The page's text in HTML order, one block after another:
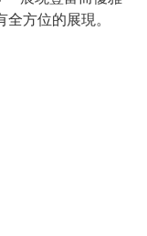
方位的展現。